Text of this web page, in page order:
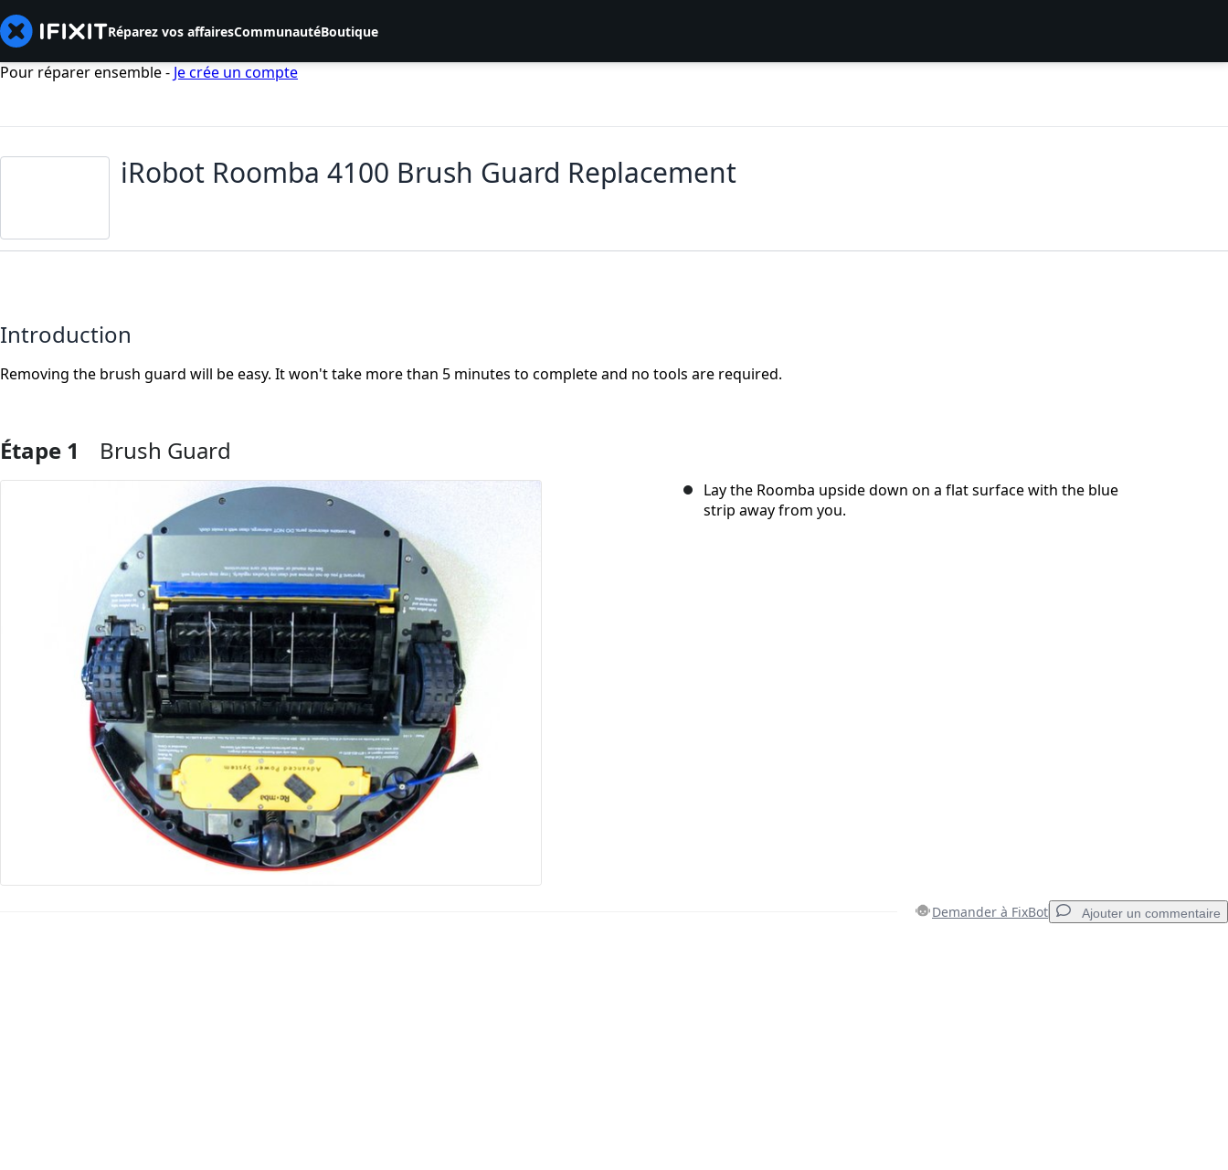
Réparez vos affairesCommunautéBoutique
Pour réparer ensemble - Je crée un compte
iRobot Roomba 4100 Brush Guard Replacement
Introduction
Removing the brush guard will be easy. It won't take more than 5 minutes to complete and no tools are required.
Étape 1 Brush Guard
Lay the Roomba upside down on a flat surface with the blue
strip away from you.
Demander à FixBot Ajouter un commentaire